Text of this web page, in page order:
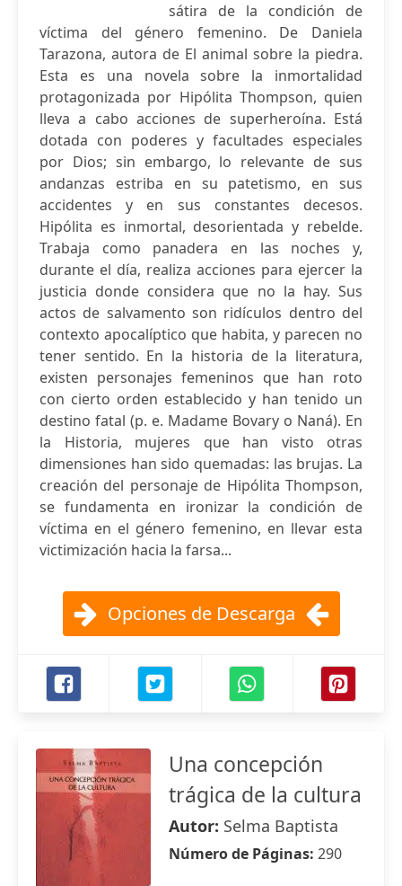
sátira de la condición de
víctima del género femenino. De Daniela
Tarazona, autora de El animal sobre la piedra.
Esta es una novela sobre la inmortalidad
protagonizada por Hipólita Thompson, quien
lleva a cabo acciones de superheroína. Está
dotada con poderes y facultades especiales
por Dios; sin embargo, lo relevante de sus
andanzas estriba en su patetismo, en sus
accidentes y en sus constantes decesos.
Hipólita es inmortal, desorientada y rebelde.
Trabaja como panadera en las noches y,
durante el día, realiza acciones para ejercer la
justicia donde considera que no la hay. Sus
actos de salvamento son ridículos dentro del
contexto apocalíptico que habita, y parecen no
tener sentido. En la historia de la literatura,
existen personajes femeninos que han roto
con cierto orden establecido y han tenido un
destino fatal (p. e. Madame Bovary o Naná). En
la Historia, mujeres que han visto otras
dimensiones han sido quemadas: las brujas. La
creación del personaje de Hipólita Thompson,
se fundamenta en ironizar la condición de
víctima en el género femenino, en llevar esta
victimización hacia la farsa...
Opciones de Descarga
Una concepción
trágica de la cultura
Autor: Selma Baptista
Número de Páginas: 290